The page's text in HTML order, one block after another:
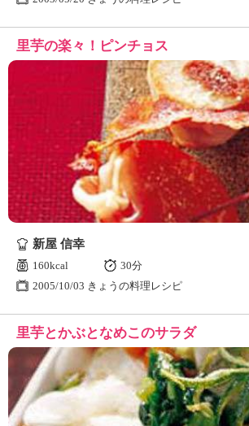
里芋の楽々！ピンチョス
新屋 信幸
160kcal
30分
2005/10/03 きょうの料理レシピ
里芋とかぶとなめこのサラダ